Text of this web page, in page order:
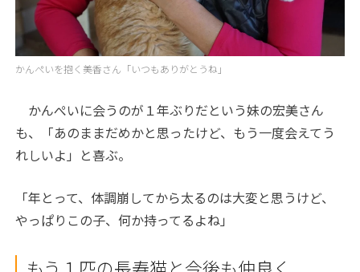
かんぺいを抱く美香さん「いつもありがとうね」
かんぺいに会うのが１年ぶりだという妹の宏美さん
も、「あのままだめかと思ったけど、もう一度会えてう
れしいよ」と喜ぶ。
「年とって、体調崩してから太るのは大変と思うけど、
やっぱりこの子、何か持ってるよね」